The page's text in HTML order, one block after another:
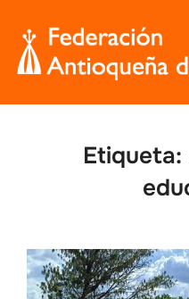
contenido
Etiqueta: